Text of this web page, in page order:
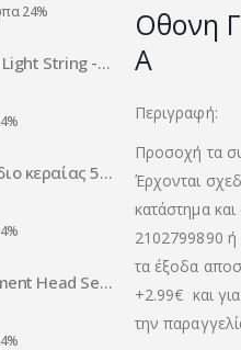
Οθονη
A
Περιγραφή:
Προσοχή τα
Έρχονται
κατάστημα
2102799890
τα έξοδα
+2.99€ και
την
24%
Decorative LED Light String - Unicorn
GOOBAY καλώδιο κεραίας 51511, 100dB, 75Ω, CCS, 50m, λευκό
Braun Replacement Head Series 3 Cassette 32S Silver New